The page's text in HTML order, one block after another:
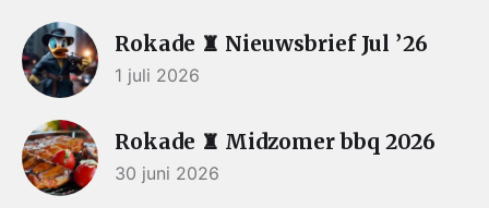
Rokade ♜ Nieuwsbrief Jul ’26
1 juli 2026
Rokade ♜ Midzomer bbq 2026
30 juni 2026